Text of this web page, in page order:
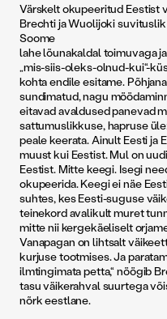
Värskelt okupeeritud Eestist
Brechti ja Wuolijoki
Soome
lahe lõunakaldal toimuvaga
„mis-siis-oleks-olnud-kui“-
kohta endile esitame.
sundimatud, nagu
eitavad avaldused panevad
sattumuslikkuse, hapruse
peale keerata. Ainult Eesti ja
muust kui Eestist. Mul on
Eestist. Mitte keegi. Isegi
okupeerida. Keegi ei näe
suhtes, kes Eesti-suguse
teinekord avalikult muret
mitte nii kergekäeliselt
Vanapagan on lihtsalt
kurjuse tootmises. Ja
ilmtingimata petta,“ nöögib
tasu väikerahval suurtega
nõrk eestlane.